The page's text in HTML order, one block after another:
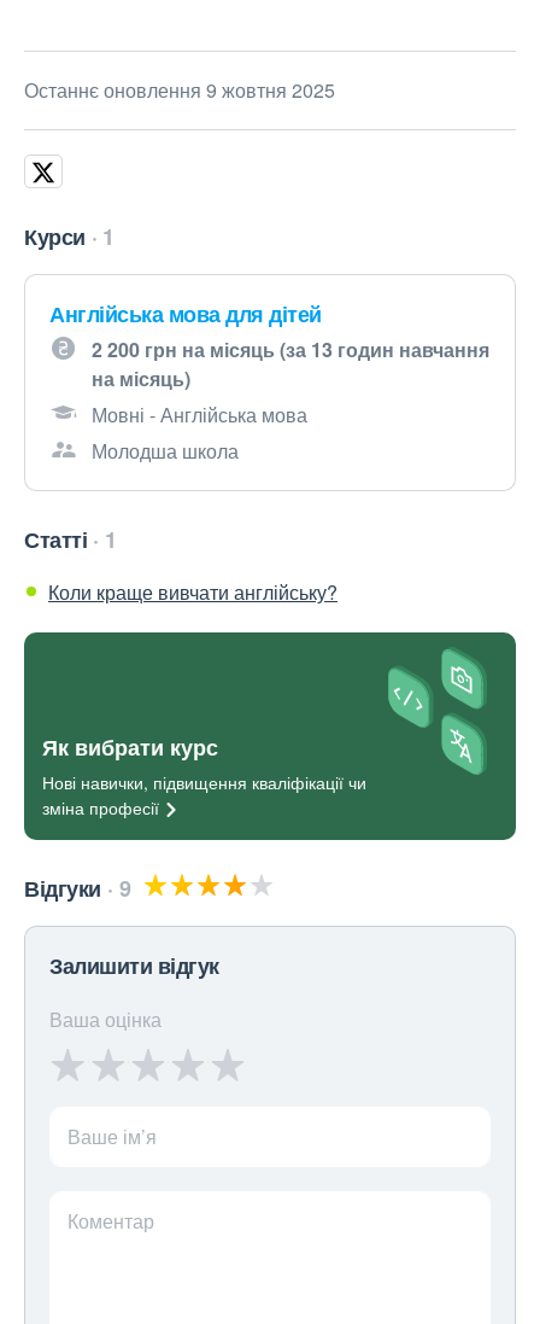
Останнє оновлення 9 жовтня 2025
Курси 1
Англійська мова для дітей
2 200 грн на місяць (за 13 годин навчання
на місяць)
Мовні - Англійська мова
Молодша школа
Статті 1
Коли краще вивчати англійську?
Як вибрати курс
Нові навички, підвищення кваліфікації чи
зміна професії
Відгуки 9
Залишити відгук
Ваша оцінка
Ваше ім’я
Коментар